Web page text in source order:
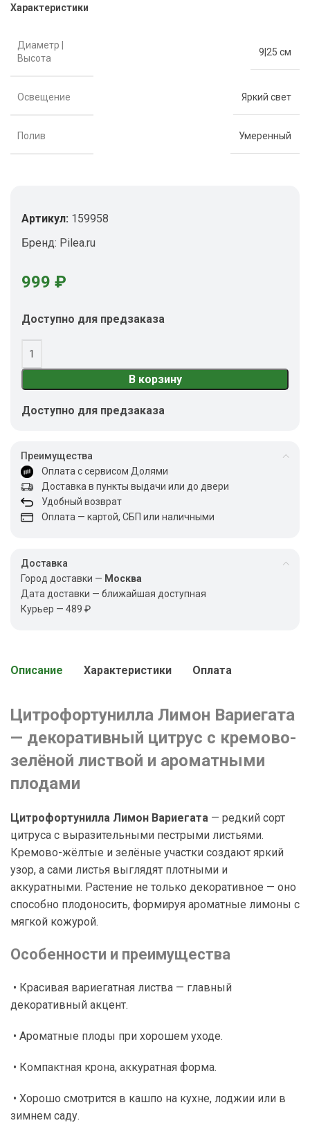
Характеристики
Диаметр |
Высота
9|25 см
Освещение Яркий свет
Полив Умеренный
Артикул: 159958
Бренд: Pilea.ru
999 ₽
Доступно для предзаказа
В корзину
Доступно для предзаказа
Преимущества
Оплата с сервисом Долями
Доставка в пункты выдачи или до двери
Удобный возврат
Оплата — картой, СБП или наличными
Доставка
Город доставки — Москва
Дата доставки — ближайшая доступная
Курьер — 489 ₽
Описание Характеристики Оплата
Цитрофортунилла Лимон Вариегата
— декоративный цитрус с кремово-
зелёной листвой и ароматными
плодами
Цитрофортунилла Лимон Вариегата — редкий сорт
цитруса с выразительными пестрыми листьями.
Кремово-жёлтые и зелёные участки создают яркий
узор, а сами листья выглядят плотными и
аккуратными. Растение не только декоративное — оно
способно плодоносить, формируя ароматные лимоны с
мягкой кожурой.
Особенности и преимущества
• Красивая вариегатная листва — главный
декоративный акцент.
• Ароматные плоды при хорошем уходе.
• Компактная крона, аккуратная форма.
• Хорошо смотрится в кашпо на кухне, лоджии или в
зимнем саду.